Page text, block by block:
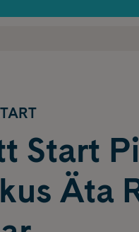
Start
Äta